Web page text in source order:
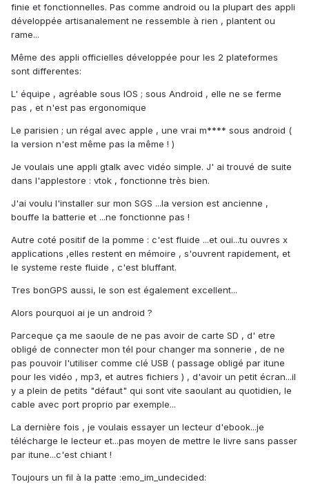
finie et fonctionnelles. Pas comme android ou la plupart des appli
développée artisanalement ne ressemble à rien , plantent ou
rame...
Même des appli officielles développée pour les 2 plateformes
sont differentes:
L' équipe , agréable sous IOS ; sous Android , elle ne se ferme
pas , et n'est pas ergonomique
Le parisien ; un régal avec apple , une vrai m**** sous android (
la version n'est même pas la même ! )
Je voulais une appli gtalk avec vidéo simple. J' ai trouvé de suite
dans l'applestore : vtok , fonctionne très bien.
J'ai voulu l'installer sur mon SGS ...la version est ancienne ,
bouffe la batterie et ...ne fonctionne pas !
Autre coté positif de la pomme : c'est fluide ...et oui...tu ouvres x
applications ,elles restent en mémoire , s'ouvrent rapidement, et
le systeme reste fluide , c'est bluffant.
Tres bonGPS aussi, le son est également excellent...
Alors pourquoi ai je un android ?
Parceque ça me saoule de ne pas avoir de carte SD , d' etre
obligé de connecter mon tél pour changer ma sonnerie , de ne
pas pouvoir l'utiliser comme clé USB ( passage obligé par itune
pour les vidéo , mp3, et autres fichiers ) , d'avoir un petit écran...il
y a plein de petits "défaut" qui sont vite saoulant au quotidien, le
cable avec port proprio par exemple...
La dernière fois , je voulais essayer un lecteur d'ebook...je
télécharge le lecteur et...pas moyen de mettre le livre sans passer
par itune...c'est chiant !
Toujours un fil à la patte :emo_im_undecided: